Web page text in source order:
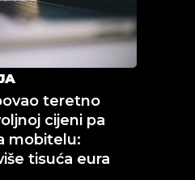
teretno
cijeni pa
mobitelu:
tisuća eura